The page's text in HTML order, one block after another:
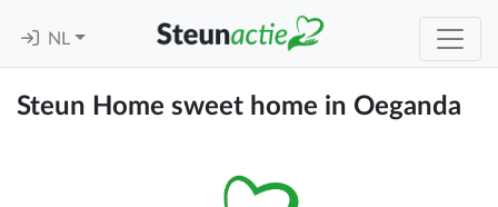
NL
Steun Home sweet home in Oeganda